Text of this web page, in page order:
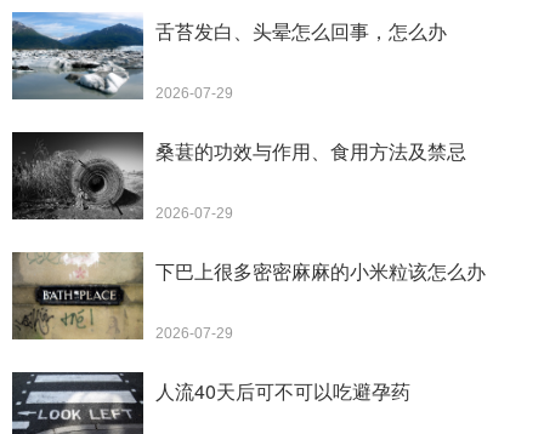
舌苔发白、头晕怎么回事，怎么办
2026-07-29
桑葚的功效与作用、食用方法及禁忌
2026-07-29
下巴上很多密密麻麻的小米粒该怎么办
2026-07-29
人流40天后可不可以吃避孕药